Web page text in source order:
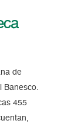
de
Banesco.
455